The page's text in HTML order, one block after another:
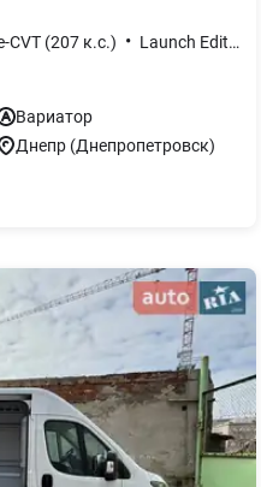
CVT (207 к.с.) • Launch Edition
Вариатор
Днепр (Днепропетровск)